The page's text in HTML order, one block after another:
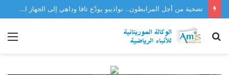
تضحية من أجل المرابطون.. نواذيبو يودّع تافا وداهي إلى الجهاز الفني للمنتخب
بحث